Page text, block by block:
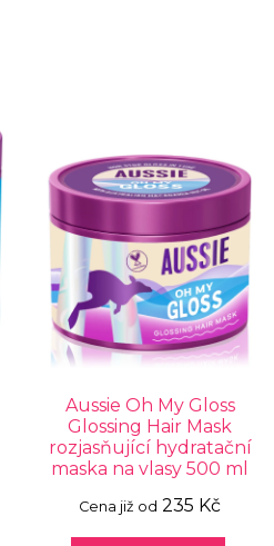
Aussie Oh My Gloss
Glossing Hair Mask
rozjasňující hydratační
maska na vlasy 500 ml
Cena již od 235 Kč